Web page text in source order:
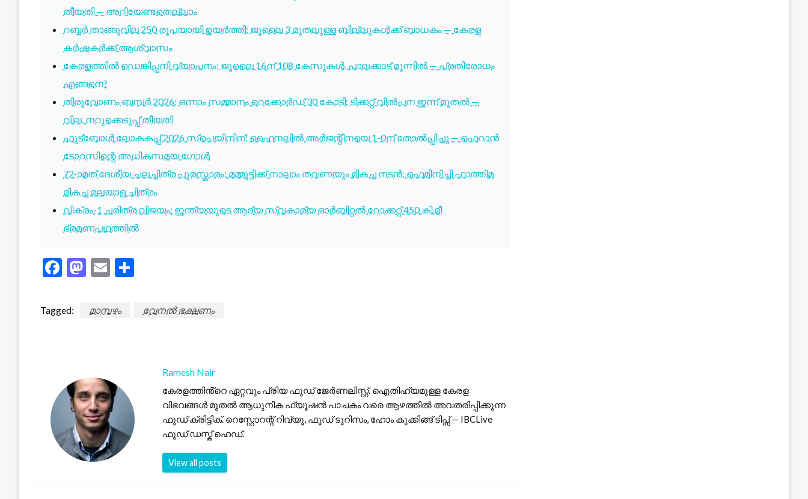
തീയതി — അറിയേണ്ടതെല്ലാം
റബ്ബർ താങ്ങുവില 250 രൂപയായി ഉയർത്തി; ജൂലൈ 3 മുതലുള്ള ബില്ലുകൾക്ക് ബാധകം — കേരള
കർഷകർക്ക് ആശ്വാസം
കേരളത്തിൽ ഡെങ്കിപ്പനി വ്യാപനം; ജൂലൈ 16ന് 108 കേസുകൾ, പാലക്കാട് മുന്നിൽ — പ്രതിരോധം
എങ്ങനെ?
തിരുവോണം ബമ്പർ 2026: ഒന്നാം സമ്മാനം റെക്കോർഡ് 30 കോടി; ടിക്കറ്റ് വിൽപന ഇന്ന് മുതൽ —
വില, നറുക്കെടുപ്പ് തീയതി
ഫുട്ബോൾ ലോകകപ്പ് 2026 സ്പെയിനിന്; ഫൈനലിൽ അർജന്റീനയെ 1-0ന് തോൽപ്പിച്ചു — ഫെറാൻ
ടോറസിന്റെ അധികസമയ ഗോൾ
72-ാമത് ദേശീയ ചലച്ചിത്ര പുരസ്കാരം: മമ്മൂട്ടിക്ക് നാലാം തവണയും മികച്ച നടൻ; ഫെമിനിച്ചി ഫാത്തിമ
മികച്ച മലയാള ചിത്രം
വിക്രം-1 ചരിത്ര വിജയം: ഇന്ത്യയുടെ ആദ്യ സ്വകാര്യ ഓർബിറ്റൽ റോക്കറ്റ് 450 കി.മീ
ഭ്രമണപഥത്തിൽ
Facebook
Mastodon
Email
Tagged: മാമ്പഴം വേനൽ ഭക്ഷണം
Ramesh Nair
കേരളത്തിൻ്റെ ഏറ്റവും പ്രിയ ഫുഡ് ജേർണലിസ്റ്റ്. ഐതിഹ്യമുള്ള കേരള
വിഭവങ്ങൾ മുതൽ ആധുനിക ഫ്യൂഷൻ പാചകം വരെ ആഴത്തിൽ അവതരിപ്പിക്കുന്ന
ഫുഡ് ക്രിട്ടിക്. റെസ്റ്റോറന്റ് റിവ്യൂ, ഫൂഡ് ടൂറിസം, ഹോം കുക്കിങ്ങ് ടിപ്സ് — IBCLive
ഫുഡ് ഡസ്ക് ഹെഡ്.
View all posts